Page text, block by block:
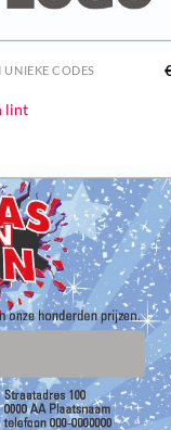
UNIEKE CODES
lint